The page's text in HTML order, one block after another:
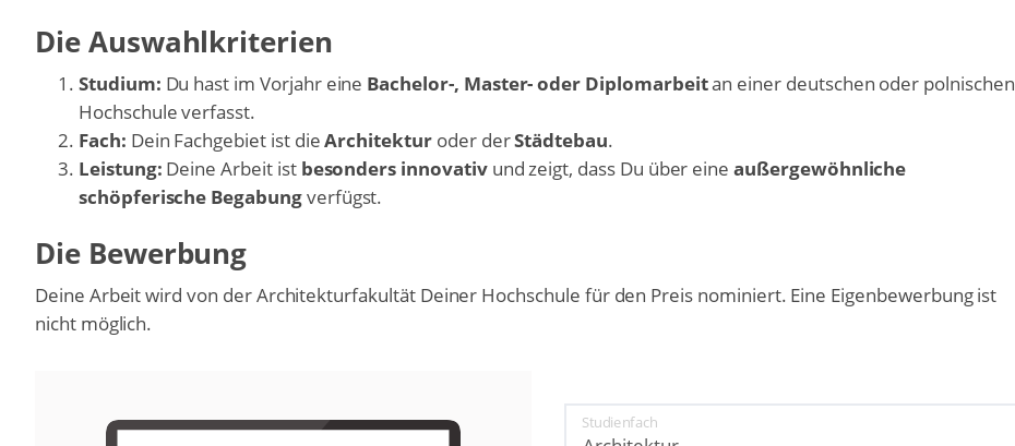
Die Auswahlkriterien
Studium: Du hast im Vorjahr eine Bachelor-, Master- oder Diplomarbeitan einer deutschen oder polnischen
Hochschule verfasst.
Fach: Dein Fachgebiet ist dieArchitekturoder derStädtebau.
Leistung: Deine Arbeit ist besonders innovativund zeigt, dass Du über eineaußergewöhnliche
schöpferische Begabungverfügst.
Die Bewerbung
Deine Arbeit wird von der Architekturfakultät Deiner Hochschule für den Preis nominiert. Eine Eigenbewerbung ist
nicht möglich.
Studienfach